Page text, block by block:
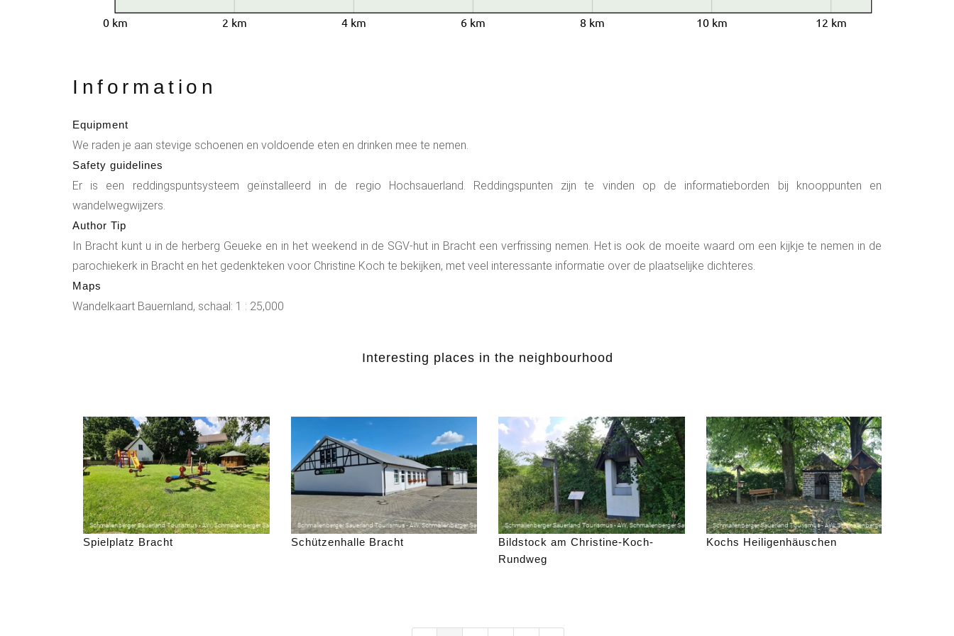
0 km 2 km 4 km 6 km 8 km 10 km 12 km
Information
Equipment
We raden je aan stevige schoenen en voldoende eten en drinken mee te nemen.
Safety guidelines
Er is een reddingspuntsysteem geïnstalleerd in de regio Hochsauerland. Reddingspunten zijn te vinden op de informatieborden bij knooppunten en
wandelwegwijzers.
Author Tip
In Bracht kunt u in de herberg Geueke en in het weekend in de SGV-hut in Bracht een verfrissing nemen. Het is ook de moeite waard om een kijkje te nemen in de
parochiekerk in Bracht en het gedenkteken voor Christine Koch te bekijken, met veel interessante informatie over de plaatselijke dichteres.
Maps
Wandelkaart Bauernland, schaal: 1 : 25,000
Interesting places in the neighbourhood
Spielplatz Bracht Schützenhalle Bracht
Bildstock am Christine-Koch-
Rundweg
Kochs Heiligenhäuschen